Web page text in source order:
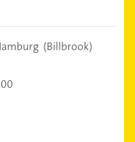
(Billbrook)